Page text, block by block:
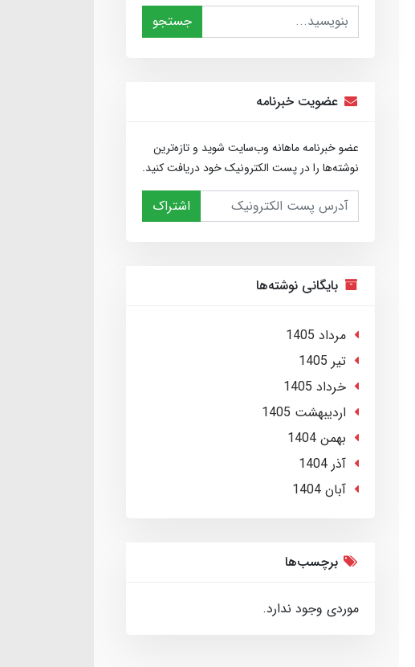
جستجو
عضویت خبرنامه
عضو خبرنامه ماهانه وب‌سایت شوید و تازه‌ترین
نوشته‌ها را در پست الکترونیک خود دریافت کنید.
اشتراک
بایگانی نوشته‌ها
مرداد 1405
تير 1405
خرداد 1405
ارديبهشت 1405
بهمن 1404
آذر 1404
آبان 1404
برچسب‌ها
موردی وجود ندارد.